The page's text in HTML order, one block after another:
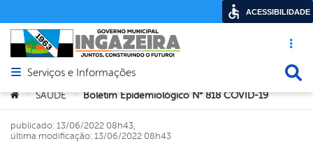
Acesso
Abrir menu principal de navegação
Serviços e Informações
Você está aqui:
> SAÚDE > Boletim Epidemiológico N° 818 COVID-19
publicado: 13/06/2022 08h43,
última modificação: 13/06/2022 08h43
ACESSIBILIDADE